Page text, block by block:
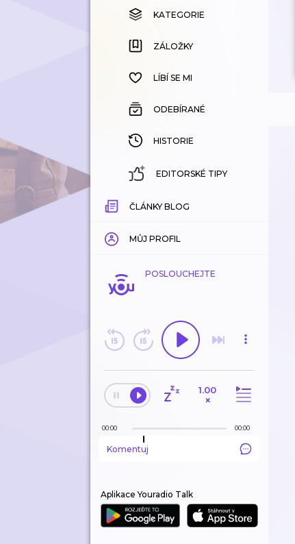
KATEGORIE
ZÁLOŽKY
HISTORIE
KATEGORIE
ZÁLOŽKY
LÍBÍ SE MI
ODEBÍRANÉ
HISTORIE
EDITORSKÉ TIPY
ČLÁNKY BLOG
MŮJ PROFIL
POSLOUCHEJTE
1.00
×
00:00 00:00
Komentuj
Aplikace Youradio Talk